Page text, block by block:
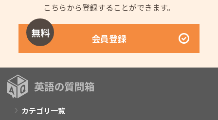
こちらから登録することができます。
無料 会員登録
カテゴリ一覧